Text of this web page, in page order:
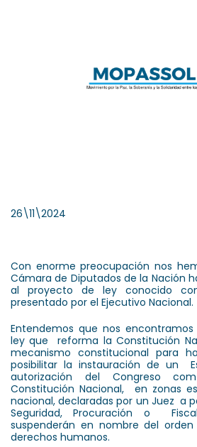
26\11\2024
Con enorme preocupación nos
Cámara de Diputados de la Nación
al proyecto de ley conocido
presentado por el Ejecutivo Nacional.
Entendemos que nos
ley que reforma la Constitución
mecanismo constitucional para
posibilitar la instauración de un
autorización del Congreso
Constitución Nacional, en zonas
nacional, declaradas por un Juez a
Seguridad, Procuración o
suspenderán en nombre del
derechos humanos.